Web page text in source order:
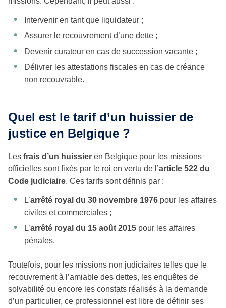
Intervenir en tant que liquidateur ;
Assurer le recouvrement d’une dette ;
Devenir curateur en cas de succession vacante ;
Délivrer les attestations fiscales en cas de créance
non recouvrable.
Quel est le tarif d’un huissier de
justice en Belgique ?
Les frais d’un huissier en Belgique pour les missions
officielles sont fixés par le roi en vertu de l’article 522 du
Code judiciaire. Ces tarifs sont définis par :
L’arrêté royal du 30 novembre 1976 pour les affaires
civiles et commerciales ;
L’arrêté royal du 15 août 2015 pour les affaires
pénales.
Toutefois, pour les missions non judiciaires telles que le
recouvrement à l’amiable des dettes, les enquêtes de
solvabilité ou encore les constats réalisés à la demande
d’un particulier, ce professionnel est libre de définir ses